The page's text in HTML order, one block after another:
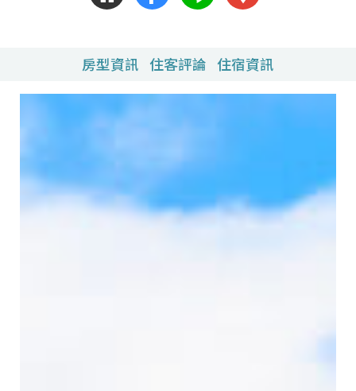
房型資訊 住客評論 住宿資訊